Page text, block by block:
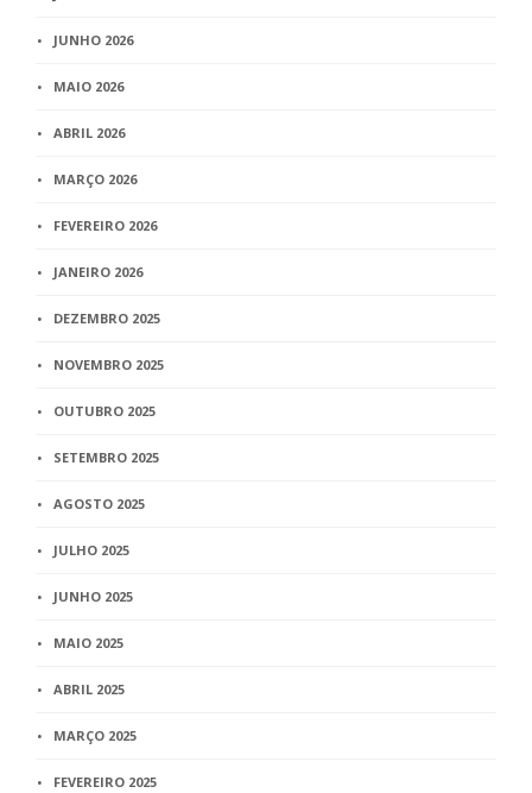
JUNHO 2026
MAIO 2026
ABRIL 2026
MARÇO 2026
FEVEREIRO 2026
JANEIRO 2026
DEZEMBRO 2025
NOVEMBRO 2025
OUTUBRO 2025
SETEMBRO 2025
AGOSTO 2025
JULHO 2025
JUNHO 2025
MAIO 2025
ABRIL 2025
MARÇO 2025
FEVEREIRO 2025